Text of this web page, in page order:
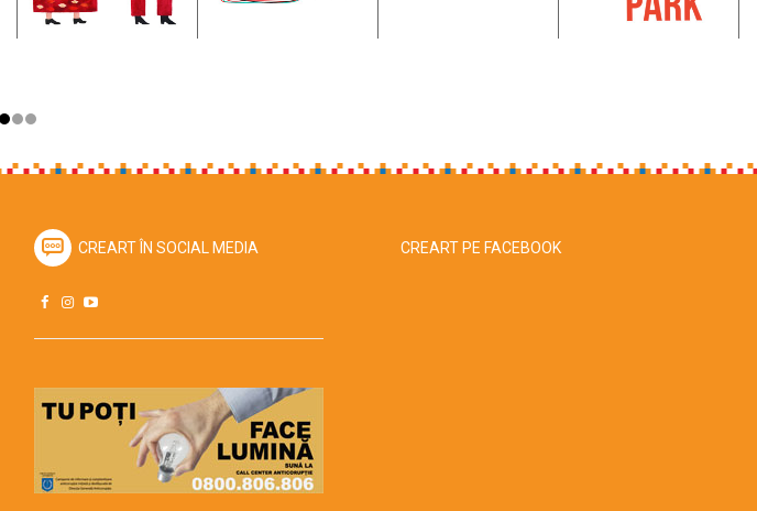
CREART ÎN SOCIAL MEDIA CREART PE FACEBOOK